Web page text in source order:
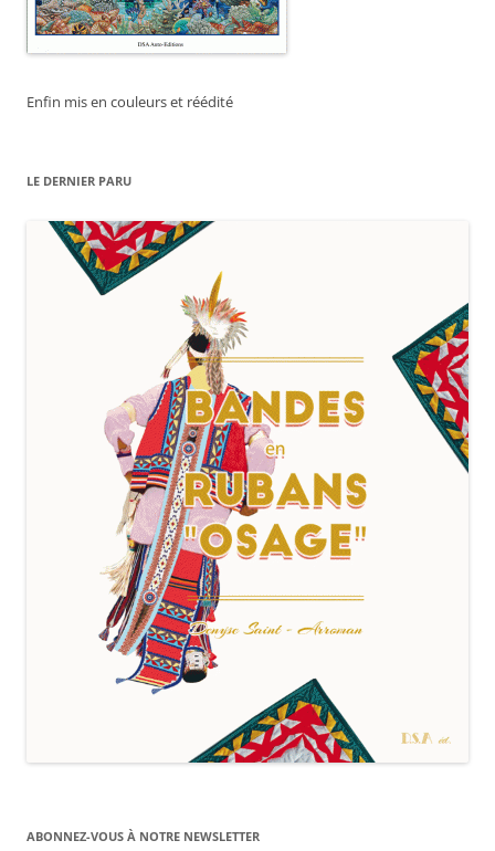
Enfin mis en couleurs et réédité
LE DERNIER PARU
ABONNEZ-VOUS À NOTRE NEWSLETTER